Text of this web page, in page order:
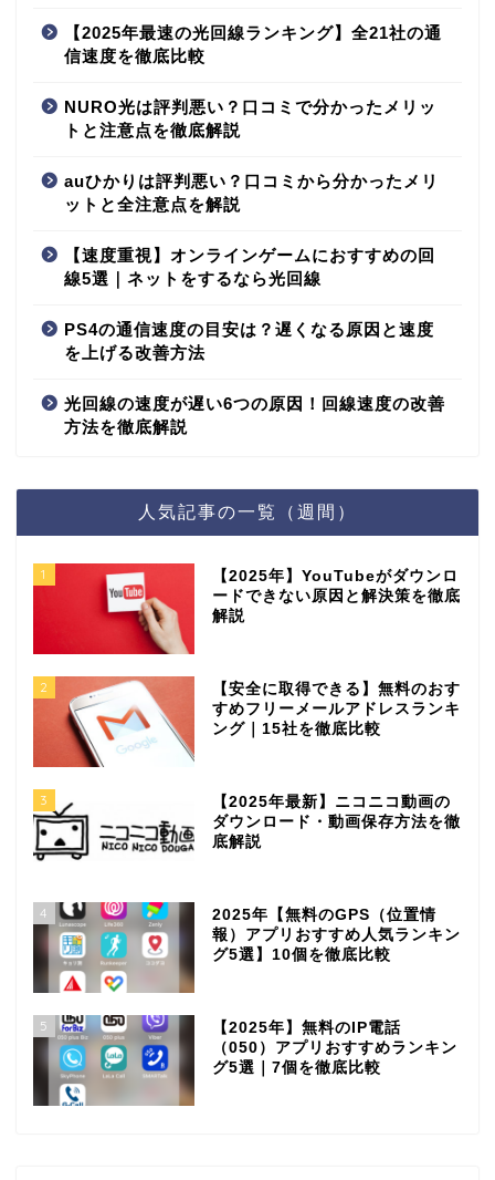
【2025年最速の光回線ランキング】全21社の通
信速度を徹底比較
NURO光は評判悪い？口コミで分かったメリッ
トと注意点を徹底解説
auひかりは評判悪い？口コミから分かったメリ
ットと全注意点を解説
【速度重視】オンラインゲームにおすすめの回
線5選｜ネットをするなら光回線
PS4の通信速度の目安は？遅くなる原因と速度
を上げる改善方法
光回線の速度が遅い6つの原因！回線速度の改善
方法を徹底解説
人気記事の一覧（週間）
1
【2025年】YouTubeがダウンロ
ードできない原因と解決策を徹底
解説
2
【安全に取得できる】無料のおす
すめフリーメールアドレスランキ
ング｜15社を徹底比較
3
【2025年最新】ニコニコ動画の
ダウンロード・動画保存方法を徹
底解説
4
2025年【無料のGPS（位置情
報）アプリおすすめ人気ランキン
グ5選】10個を徹底比較
5
【2025年】無料のIP電話
（050）アプリおすすめランキン
グ5選｜7個を徹底比較